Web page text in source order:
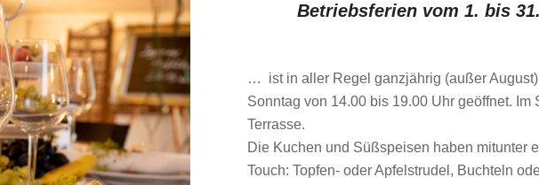
Betriebsferien vom 1. bis
… ist in aller Regel ganzjährig (außer
Sonntag von 14.00 bis 19.00 Uhr geöffnet. Im
Terrasse.
Die Kuchen und Süßspeisen haben mitunter
Touch: Topfen- oder Apfelstrudel, Buchteln